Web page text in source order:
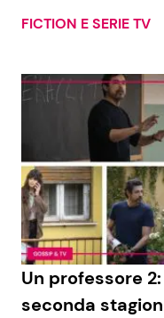
FICTION E SERIE TV
Un professore
seconda